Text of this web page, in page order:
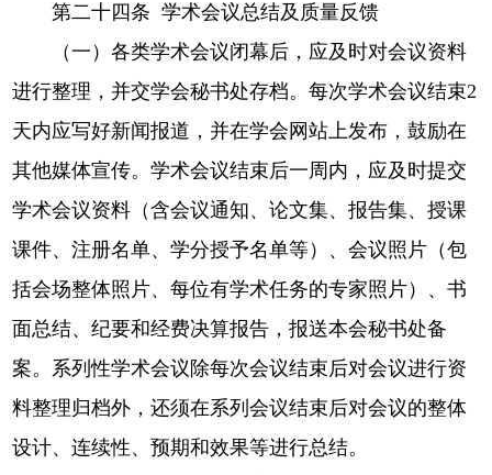
第二十四条 学术会议总结及质量反馈
（一）各类学术会议闭幕后，应及时对会议资料
进行整理，并交学会秘书处存档。每次学术会议结束2
天内应写好新闻报道，并在学会网站上发布，鼓励在
其他媒体宣传。学术会议结束后一周内，应及时提交
学术会议资料（含会议通知、论文集、报告集、授课
课件、注册名单、学分授予名单等）、会议照片（包
括会场整体照片、每位有学术任务的专家照片）、书
面总结、纪要和经费决算报告，报送本会秘书处备
案。系列性学术会议除每次会议结束后对会议进行资
料整理归档外，还须在系列会议结束后对会议的整体
设计、连续性、预期和效果等进行总结。